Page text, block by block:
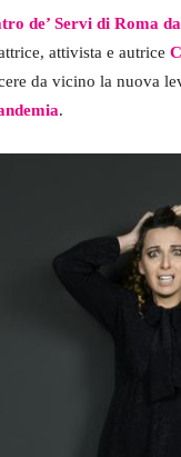
de’ Servi di Roma
attivista e autrice
da vicino la nuova
.